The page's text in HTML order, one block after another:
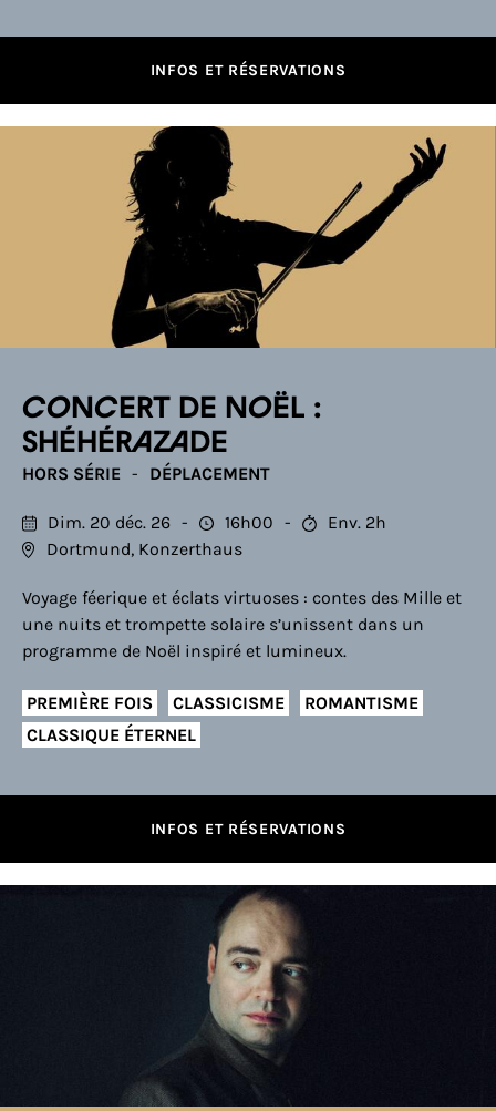
INFOS ET RÉSERVATIONS
Concert de Noël :
Shéhérazade
HORS SÉRIE DÉPLACEMENT
Dim. 20 déc. 26 16h00
Env. 2h
Dortmund, Konzerthaus
Voyage féerique et éclats virtuoses : contes des Mille et
une nuits et trompette solaire s’unissent dans un
programme de Noël inspiré et lumineux.
PREMIÈRE FOIS CLASSICISME
ROMANTISME
CLASSIQUE ÉTERNEL
INFOS ET RÉSERVATIONS